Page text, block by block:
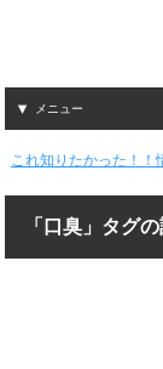
メニュー
これ知りたかった！！
「口臭」タグ